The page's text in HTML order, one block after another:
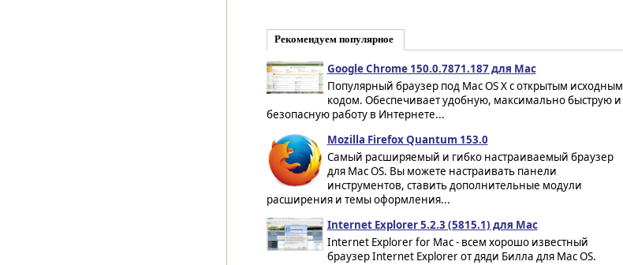
Рекомендуем популярное
Google Chrome 150.0.7871.187 для Mac
Популярный браузер под Mac OS X с открытым исходным
кодом. Обеспечивает удобную, максимально быструю и
безопасную работу в Интернете...
Mozilla Firefox Quantum 153.0
Самый расширяемый и гибко настраиваемый браузер
для Mac OS. Вы можете настраивать панели
инструментов, ставить дополнительные модули
расширения и темы оформления...
Internet Explorer 5.2.3 (5815.1) для Mac
Internet Explorer for Mac - всем хорошо известный
браузер Internet Explorer от дяди Билла для Mac OS.